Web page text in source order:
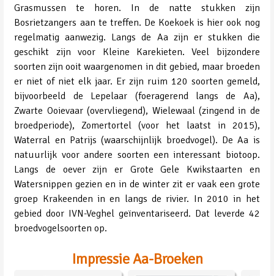
Grasmussen te horen. In de natte stukken zijn
Bosrietzangers aan te treffen. De Koekoek is hier ook nog
regelmatig aanwezig. Langs de Aa zijn er stukken die
geschikt zijn voor Kleine Karekieten. Veel bijzondere
soorten zijn ooit waargenomen in dit gebied, maar broeden
er niet of niet elk jaar. Er zijn ruim 120 soorten gemeld,
bijvoorbeeld de Lepelaar (foeragerend langs de Aa),
Zwarte Ooievaar (overvliegend), Wielewaal (zingend in de
broedperiode), Zomertortel (voor het laatst in 2015),
Waterral en Patrijs (waarschijnlijk broedvogel). De Aa is
natuurlijk voor andere soorten een interessant biotoop.
Langs de oever zijn er Grote Gele Kwikstaarten en
Watersnippen gezien en in de winter zit er vaak een grote
groep Krakeenden in en langs de rivier. In 2010 in het
gebied door IVN-Veghel geïnventariseerd. Dat leverde 42
broedvogelsoorten op.
Impressie Aa-Broeken